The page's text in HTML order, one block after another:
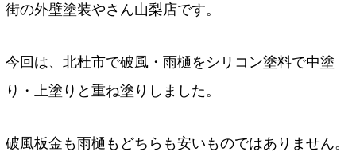
街の外壁塗装やさん山梨店です。
今回は、北杜市で破風・雨樋をシリコン塗料で中塗
り・上塗りと重ね塗りしました。
破風板金も雨樋もどちらも安いものではありません。